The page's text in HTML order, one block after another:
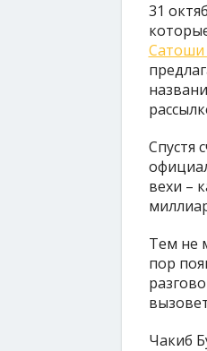
31
Сатоши
Спустя
вехи –
Тем не
пор
Чакиб